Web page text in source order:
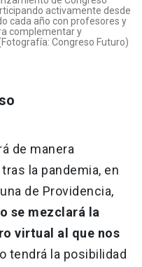
activamente desde
cada año con profesores y
complementar y
Congreso Futuro)
de manera
la pandemia, en
de Providencia,
se mezclará la
virtual al que nos
tendrá la posibilidad